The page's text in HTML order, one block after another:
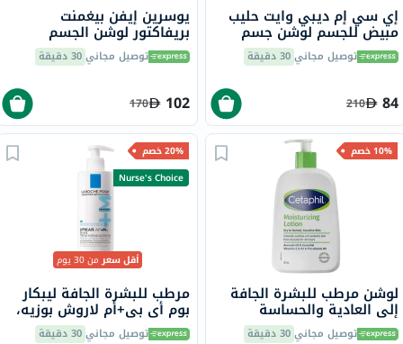
إي سي إم ديبي وايت حليب
مبيض للجسم لوشن جسم
مرطب ومغذي مع عمل مضاد
للبقع البنية 200 ملتوصيل مجاني30 دقيقة
84
210
يوسرين إيفن بيغمنت
بريفاكتور لوشن الجسم
اليومي 250 ملتوصيل مجاني30 دقيقة
102
170
10% خصم
لوشن مرطب للبشرة الجافة
إلى العادية والحساسة
سيتافيل، 473 ملتوصيل مجاني30 دقيقة
20% خصم
Nurse's Choice
أقل سعرمن 30 يوم
مرطب للبشرة الجافة ليبكار
بوم أي بي+أم لاروش بوزيه،
400 مل توصيل مجاني30 دقيقة